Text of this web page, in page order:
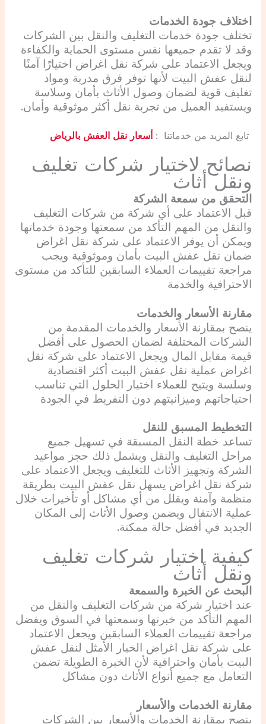
اختلاف جودة الخدمات
تختلف جودة خدمات التغليف والنقل بين الشركات
وقد لا تقدم جميعها نفس مستوى الحماية والكفاءة
ويجعل الاعتماد على شركة نقل اغراض اختيارًا آمنًا
لنقل عفش البيت لأنها توفر فرق مدربة ومواد
تغليف قوية لضمان وصول الأثاث بأمان وسلاسة
ويستفيد العميل من تجربة نقل أكثر موثوقية وأمان.
تابع المزيد من خدماتنا : أسعار نقل العفش بالرياض
نصائح لاختيار شركات تغليف
ونقل أثاث
التحقق من سمعة الشركة
قبل الاعتماد على أي شركة من شركات التغليف
والنقل من المهم التأكد من سمعتها وجودة خدماتها
ويمكن أن يوفر الاعتماد على شركة نقل اغراض
ضمان نقل عفش البيت بأمان وموثوقية ويجب
مراجعة تقييمات العملاء السابقين للتأكد من مستوى
الاحترافية والخدمة
مقارنة الأسعار والخدمات
ينصح بمقارنة الأسعار والخدمات المقدمة من
الشركات المختلفة لضمان الحصول على أفضل
قيمة مقابل المال ويجعل الاعتماد على شركة نقل
اغراض عملية نقل عفش البيت أكثر اقتصادية
وسلسة ويتيح للعملاء اختيار الحلول التي تناسب
احتياجاتهم وميزانيتهم دون التفريط في الجودة
التخطيط المسبق للنقل
تساعد خطة النقل المسبقة في تسهيل جميع
مراحل التغليف والنقل ويشمل ذلك حجز مواعيد
الشركة وتجهيز الأثاث للتغليف ويجعل الاعتماد على
شركة نقل اغراض يسهل نقل عفش البيت بطريقة
منظمة وآمنة ويقلل من أي مشاكل أو تأخيرات خلال
عملية الانتقال ويضمن وصول الأثاث إلى المكان
الجديد في أفضل حالة ممكنة.
كيفية اختيار شركات تغليف
ونقل أثاث
البحث عن الخبرة والسمعة
عند اختيار شركة من شركات التغليف والنقل من
المهم التأكد من خبرتها وسمعتها في السوق ويفضل
مراجعة تقييمات العملاء السابقين ويجعل الاعتماد
على شركة نقل اغراض الخيار الأمثل لنقل عفش
البيت بأمان واحترافية لأن الخبرة الطويلة تضمن
التعامل مع جميع أنواع الأثاث دون مشاكل
مقارنة الخدمات والأسعار
ينصح بمقارنة الخدمات والأسعار بين الشركات